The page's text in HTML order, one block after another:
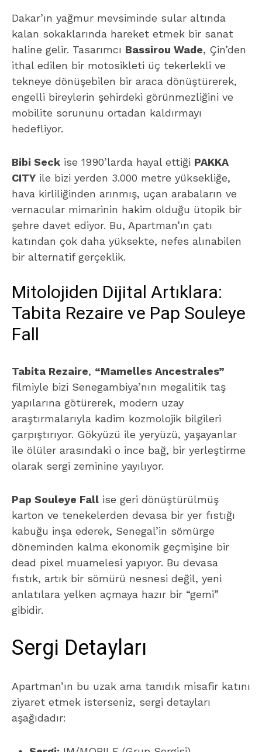
Dakar’ın yağmur mevsiminde sular altında
kalan sokaklarında hareket etmek bir sanat
haline gelir. Tasarımcı Bassirou Wade, Çin’den
ithal edilen bir motosikleti üç tekerlekli ve
tekneye dönüşebilen bir araca dönüştürerek,
engelli bireylerin şehirdeki görünmezliğini ve
mobilite sorununu ortadan kaldırmayı
hedefliyor.
Bibi Seck ise 1990’larda hayal ettiği PAKKA
CITY ile bizi yerden 3.000 metre yüksekliğe,
hava kirliliğinden arınmış, uçan arabaların ve
vernacular mimarinin hakim olduğu ütopik bir
şehre davet ediyor. Bu, Apartman’ın çatı
katından çok daha yüksekte, nefes alınabilen
bir alternatif gerçeklik.
Mitolojiden Dijital Artıklara:
Tabita Rezaire ve Pap Souleye
Fall
Tabita Rezaire, “Mamelles Ancestrales”
filmiyle bizi Senegambiya’nın megalitik taş
yapılarına götürerek, modern uzay
araştırmalarıyla kadim kozmolojik bilgileri
çarpıştırıyor. Gökyüzü ile yeryüzü, yaşayanlar
ile ölüler arasındaki o ince bağ, bir yerleştirme
olarak sergi zeminine yayılıyor.
Pap Souleye Fall ise geri dönüştürülmüş
karton ve tenekelerden devasa bir yer fıstığı
kabuğu inşa ederek, Senegal’in sömürge
döneminden kalma ekonomik geçmişine bir
dead pixel muamelesi yapıyor. Bu devasa
fıstık, artık bir sömürü nesnesi değil, yeni
anlatılara yelken açmaya hazır bir “gemi”
gibidir.
Sergi Detayları
Apartman’ın bu uzak ama tanıdık misafir katını
ziyaret etmek isterseniz, sergi detayları
aşağıdadır: